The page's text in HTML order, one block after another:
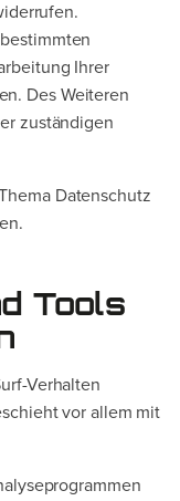
Ihrer
Des Weiteren
zuständigen
Datenschutz
Tools
Verhalten
vor allem mit